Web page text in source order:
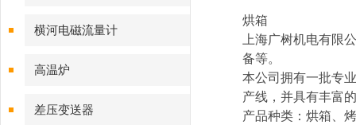
横河电磁流量计
高温炉
差压变送器
烘箱
上海广树机电有限
备等。
本公司拥有一批专
产线，并具有丰富
产品种类：烘箱、